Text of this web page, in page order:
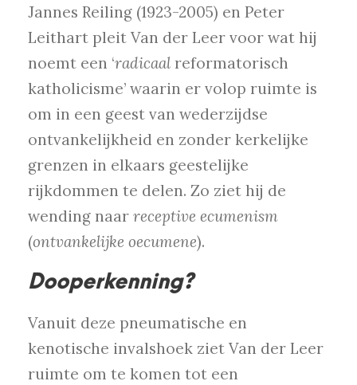
Jannes Reiling (1923-2005) en Peter
Leithart pleit Van der Leer voor wat hij
noemt een ‘radicaal reformatorisch
katholicisme’ waarin er volop ruimte is
om in een geest van wederzijdse
ontvankelijkheid en zonder kerkelijke
grenzen in elkaars geestelijke
rijkdommen te delen. Zo ziet hij de
wending naar receptive ecumenism
(ontvankelijke oecumene).
Dooperkenning?
Vanuit deze pneumatische en
kenotische invalshoek ziet Van der Leer
ruimte om te komen tot een